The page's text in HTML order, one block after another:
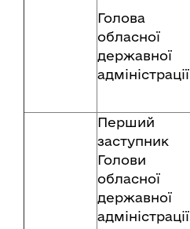
Голова
обласної
державної
адміністрації
Перший
заступник
Голови
обласної
державної
адміністрації